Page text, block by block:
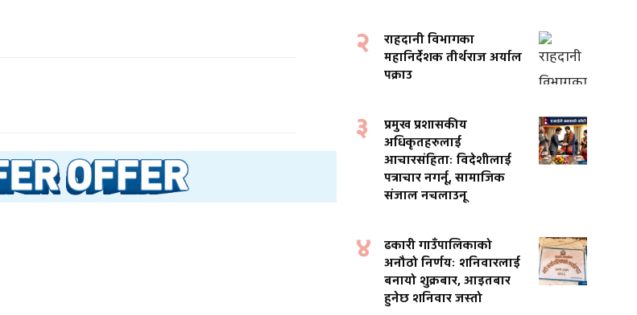
२
राहदानी विभागका
महानिर्देशक तीर्थराज अर्याल
पक्राउ
३
प्रमुख प्रशासकीय
अधिकृतहरुलाई
आचारसंहिताः विदेशीलाई
पत्राचार नगर्नू, सामाजिक
संजाल नचलाउनू
४
ढकारी गाउँपालिकाको
अनौठो निर्णयः शनिवारलाई
बनायो शुक्रबार, आइतबार
हुनेछ शनिवार जस्तो